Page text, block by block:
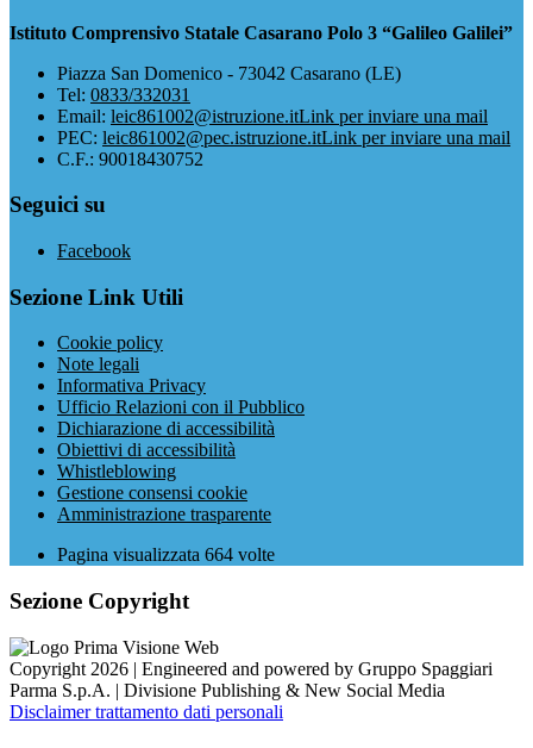
Istituto Comprensivo Statale Casarano Polo 3 “Galileo Galilei”
Piazza San Domenico - 73042 Casarano (LE)
Tel: 0833/332031
Email: leic861002@istruzione.itLink per inviare una mail
PEC: leic861002@pec.istruzione.itLink per inviare una mail
C.F.: 90018430752
Seguici su
Facebook
Sezione Link Utili
Cookie policy
Note legali
Informativa Privacy
Ufficio Relazioni con il Pubblico
Dichiarazione di accessibilità
Obiettivi di accessibilità
Whistleblowing
Gestione consensi cookie
Amministrazione trasparente
Pagina visualizzata 664 volte
Sezione Copyright
Copyright 2026 | Engineered and powered by Gruppo Spaggiari
Parma S.p.A. | Divisione Publishing & New Social Media
Disclaimer trattamento dati personali